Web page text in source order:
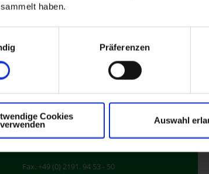
haben.
Präferenzen
Cookies
verwenden
Auswahl
Walter-Freitag-Straße 32
D-42899 Remscheid
Tel. +49 (0) 2191. 94 53 - 0
Fax. +49 (0) 2191. 94 53 - 50